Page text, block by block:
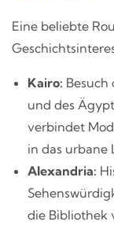
Eine beliebte
Kairo: Besuch
und des
verbindet
in das urbane
Alexandria:
die Bibliothek